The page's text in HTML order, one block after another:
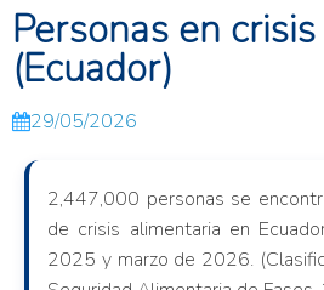
Personas en
(Ecuador)
29/05/2026
2,447,000 personas se
de crisis alimentaria en
2025 y marzo de 2026.